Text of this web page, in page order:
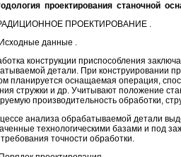
проектирования станочной
ПРОЕКТИРОВАНИЕ .
данные .
конструкции приспособления
детали. При конструировании
планируется оснащаемая операция,
стружки и др. Учитывают положение
производительность обработки,
анализа обрабатываемой детали
технологическими базами и под
точности обработки.